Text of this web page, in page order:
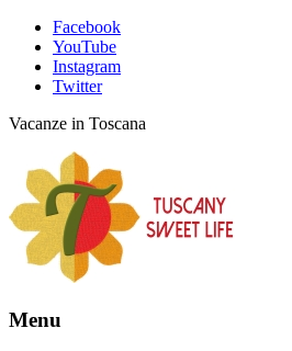
Facebook
YouTube
Instagram
Twitter
Vacanze in Toscana
Menu